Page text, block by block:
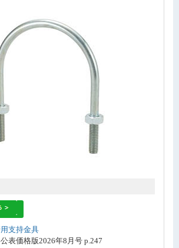
支持金具
表価格版2026年8月号 p.247